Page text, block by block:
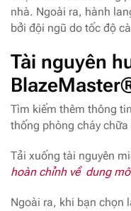
nhà. Ngoài ra, hành
bởi đội ngũ do tốc độ
Tài nguyên
Tìm kiếm thêm thông
thống phòng cháy
Tải xuống tài nguyên
hoàn chỉnh về dung
Ngoài ra, khi bạn chọn